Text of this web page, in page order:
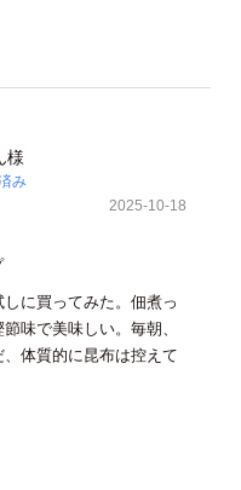
様
み
2025-10-18
に買ってみた。佃煮っ
味で美味しい。毎朝、
体質的に昆布は控えて